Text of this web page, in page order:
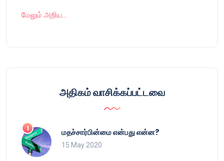
மேலும் அறிய…
அதிகம் வாசிக்கப்பட்டவை
மதச்சார்பின்மை என்பது என்ன?
15 May 2020